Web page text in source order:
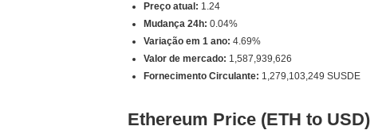
Preço atual: 1.24
Mudança 24h: 0.04%
Variação em 1 ano: 4.69%
Valor de mercado: 1,587,939,626
Fornecimento Circulante: 1,279,103,249 SUSDE
Ethereum Price (ETH to USD)